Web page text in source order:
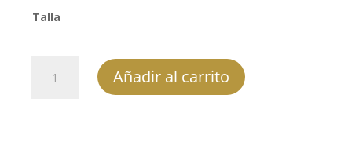
Talla
Pantalón
Añadir al carrito